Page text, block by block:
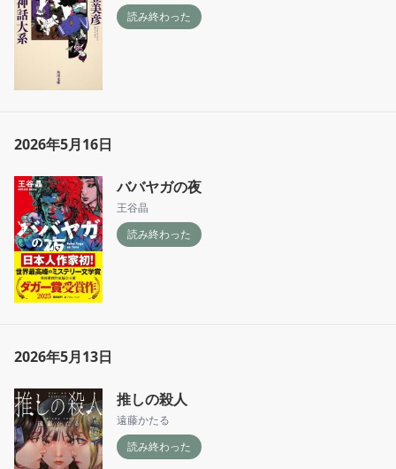
読み終わった
2026年5月16日
ババヤガの夜
王谷晶
読み終わった
2026年5月13日
推しの殺人
遠藤かたる
読み終わった